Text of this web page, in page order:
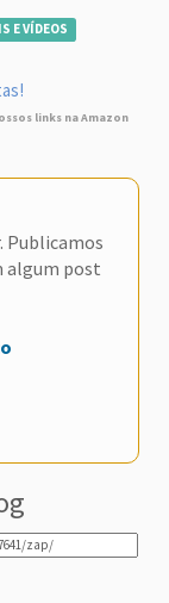
E VÍDEOS
links na Amazon
Publicamos
algum post